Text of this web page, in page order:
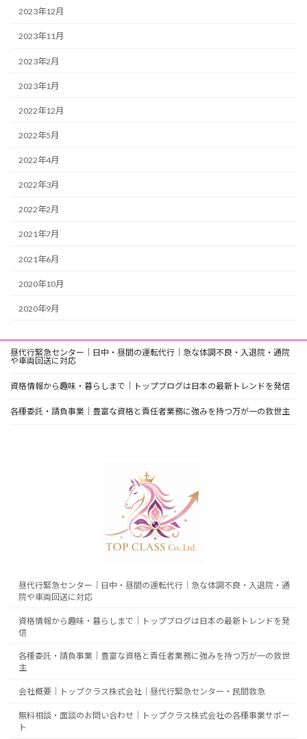
2023年12月
2023年11月
2023年2月
2023年1月
2022年12月
2022年5月
2022年4月
2022年3月
2022年2月
2021年7月
2021年6月
2020年10月
2020年9月
昼代行緊急センター｜日中・昼間の運転代行｜急な体調不良・入退院・通院
や車両回送に対応
資格情報から趣味・暮らしまで｜トップブログは日本の最新トレンドを発信
各種委託・請負事業｜豊富な資格と責任者業務に強みを持つ万が一の救世主
昼代行緊急センター｜日中・昼間の運転代行｜急な体調不良・入退院・通
院や車両回送に対応
資格情報から趣味・暮らしまで｜トップブログは日本の最新トレンドを発
信
各種委託・請負事業｜豊富な資格と責任者業務に強みを持つ万が一の救世
主
会社概要｜トップクラス株式会社｜昼代行緊急センター・民間救急
無料相談・面談のお問い合わせ｜トップクラス株式会社の各種事業サポー
ト